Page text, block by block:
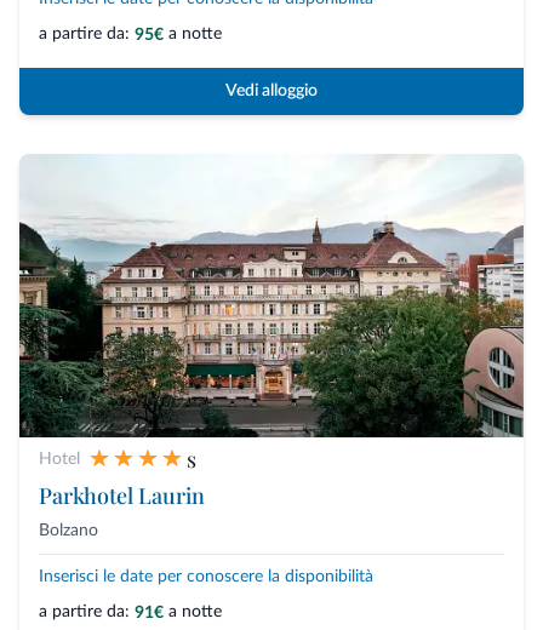
a partire da: 95€ a notte
Vedi alloggio
Hotel
s
Parkhotel Laurin
Bolzano
Inserisci le date per conoscere la disponibilità
a partire da: 91€ a notte